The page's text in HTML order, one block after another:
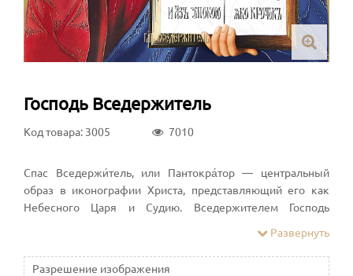
Господь Вседержитель
Код товара: 3005 7010
Спас Вседержи́тель, или Пантокра́тор — центральный
образ в иконографии Христа, представляющий его как
Небесного Царя и Судию. Вседержителем Господь
Спаситель может изображаться в рост, сидя на троне, по
пояс, или погрудно
Развернуть
Разрешение изображения